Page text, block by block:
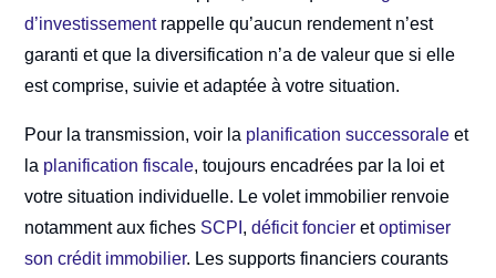
d’investissementrappelle qu’aucun rendement n’est
garanti et que la diversification n’a de valeur que si elle
est comprise, suivie et adaptée à votre situation.
Pour la transmission, voir la planification successorale et
la planification fiscale, toujours encadrées par la loi et
votre situation individuelle. Le volet immobilier renvoie
notamment aux fiches SCPI ,déficit foncier etoptimiser
son crédit immobilier. Les supports financiers courants